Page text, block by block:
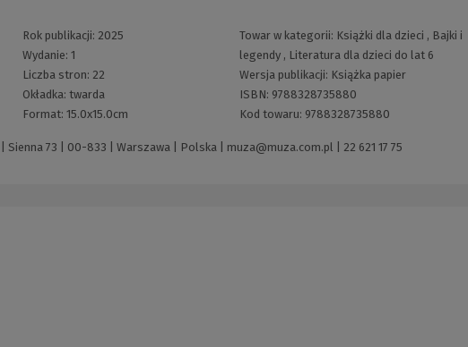
Rok publikacji: 2025
Wydanie: 1
Liczba stron: 22
Okładka: twarda
Format: 15.0x15.0cm
Towar w kategorii: Książki dla dzieci , Bajki i
legendy, Literatura dla dzieci do lat 6
Wersja publikacji: Książka papier
ISBN: 9788328735880
Kod towaru: 9788328735880
| Sienna 73 | 00-833 | Warszawa | Polska | muza@muza.com.pl 22 621 17 75